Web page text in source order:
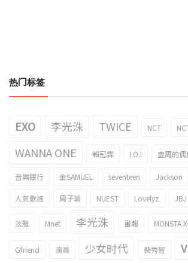
热门标签
EXO 李光洙 TWICE NCT
WANNA ONE 賴冠霖 I.O.I 壹周的偶
音樂銀行 金SAMUEL seventeen Jackson
人氣歌謠 周子瑜 NUEST Lovelyz JBJ
泫雅 Mnet 李光洙 畫報 MONSTA X
Gfriend 演員 少女时代 裴秀智